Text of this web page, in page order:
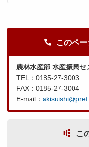
このペ
農林水産部 水産振興セ
TEL：0185-27-3003
FAX：0185-27-3004
E-mail：
こ